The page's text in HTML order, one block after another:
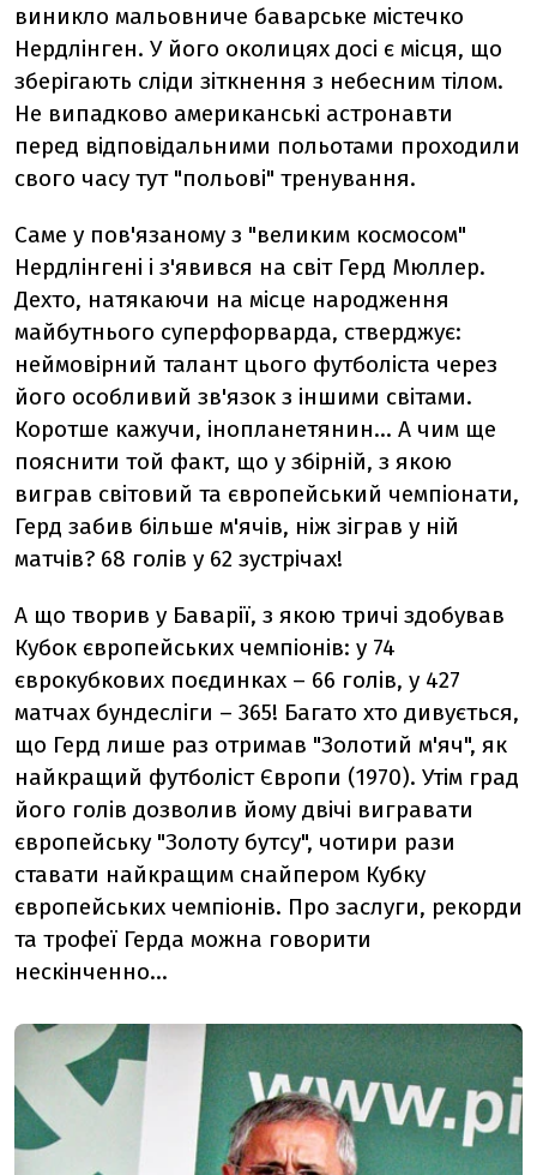
виникло мальовниче баварське містечко
Нердлінген. У його околицях досі є місця, що
зберігають сліди зіткнення з небесним тілом.
Не випадково американські астронавти
перед відповідальними польотами проходили
свого часу тут "польові" тренування.
Саме у пов'язаному з "великим космосом"
Нердлінгені і з'явився на світ Герд Мюллер.
Дехто, натякаючи на місце народження
майбутнього суперфорварда, стверджує:
неймовірний талант цього футболіста через
його особливий зв'язок з іншими світами.
Коротше кажучи, інопланетянин... А чим ще
пояснити той факт, що у збірній, з якою
виграв світовий та європейський чемпіонати,
Герд забив більше м'ячів, ніж зіграв у ній
матчів? 68 голів у 62 зустрічах!
А що творив у Баварії, з якою тричі здобував
Кубок європейських чемпіонів: у 74
єврокубкових поєдинках – 66 голів, у 427
матчах бундесліги – 365! Багато хто дивується,
що Герд лише раз отримав "Золотий м'яч", як
найкращий футболіст Європи (1970). Утім град
його голів дозволив йому двічі вигравати
європейську "Золоту бутсу", чотири рази
ставати найкращим снайпером Кубку
європейських чемпіонів. Про заслуги, рекорди
та трофеї Герда можна говорити
нескінченно...